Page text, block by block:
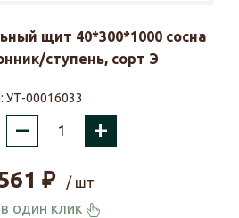
щит 40*300*1000 сосна
ступень, сорт Э
УТ-00016033
– +
₽
/ шт
один клик